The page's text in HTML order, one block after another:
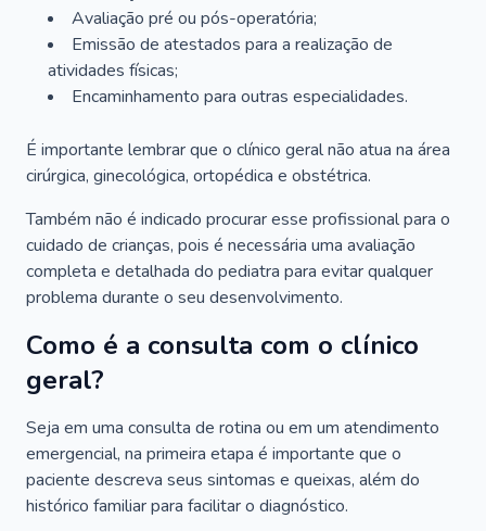
Avaliação pré ou pós-operatória;
Emissão de atestados para a realização de
atividades físicas;
Encaminhamento para outras especialidades.
É importante lembrar que o clínico geral não atua na área
cirúrgica, ginecológica, ortopédica e obstétrica.
Também não é indicado procurar esse profissional para o
cuidado de crianças, pois é necessária uma avaliação
completa e detalhada do pediatra para evitar qualquer
problema durante o seu desenvolvimento.
Como é a consulta com o clínico
geral?
Seja em uma consulta de rotina ou em um atendimento
emergencial, na primeira etapa é importante que o
paciente descreva seus sintomas e queixas, além do
histórico familiar para facilitar o diagnóstico.